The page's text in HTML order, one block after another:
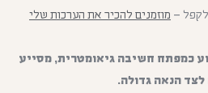
מוזמנים להכיר את הערכות שלי
כמפתח חשיבה גיאומטרית, מסייע
לצד הנאה גדולה.